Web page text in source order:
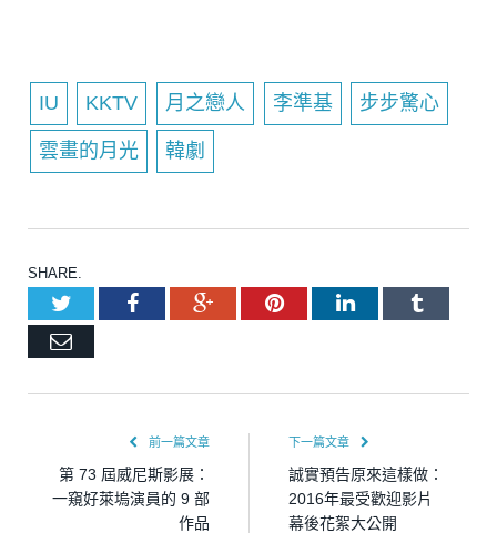
IU KKTV 月之戀人 李準基 步步驚心
雲畫的月光 韓劇
SHARE.
TwitterFacebookGoogle+PinterestLinkedInTumblr
Email
前一篇文章
第 73 屆威尼斯影展：
一窺好萊塢演員的 9 部
作品
下一篇文章
誠實預告原來這樣做：
2016年最受歡迎影片
幕後花絮大公開